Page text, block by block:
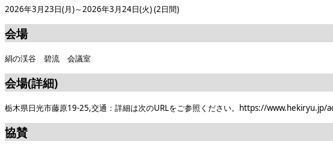
2026年3月23日(月)～2026年3月24日(火) (2日間)
会場
絹の渓谷 碧流 会議室
会場(詳細)
栃木県日光市藤原19-25,交通：詳細は次のURLをご参照ください。https://www.hekiryu.jp/
協賛